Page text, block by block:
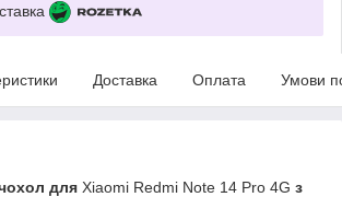
Доставка Оплата Умови
для Xiaomi Redmi Note 14 Pro 4G з